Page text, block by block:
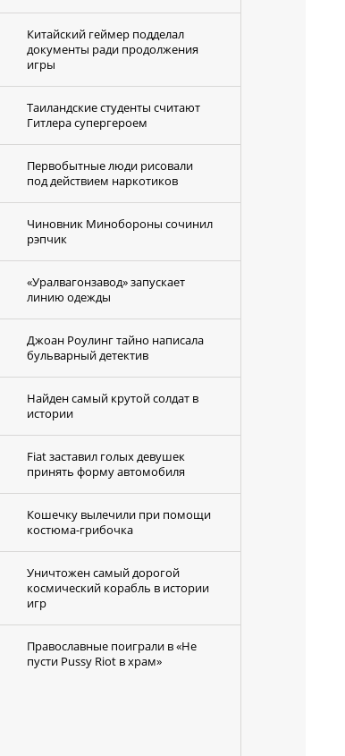
Китайский геймер подделал
документы ради продолжения
игры
Таиландские студенты считают
Гитлера супергероем
Первобытные люди рисовали
под действием наркотиков
Чиновник Минобороны сочинил
рэпчик
«Уралвагонзавод» запускает
линию одежды
Джоан Роулинг тайно написала
бульварный детектив
Найден самый крутой солдат в
истории
Fiat заставил голых девушек
принять форму автомобиля
Кошечку вылечили при помощи
костюма-грибочка
Уничтожен самый дорогой
космический корабль в истории
игр
Православные поиграли в «Не
пусти Pussy Riot в храм»